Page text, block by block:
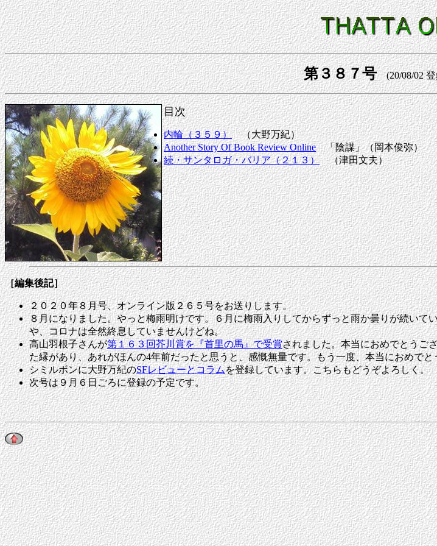
第３８７号(20/08/02 登
目次
内輪（３５９）（大野万紀）
Another Story Of Book Review Online「陰謀」（岡本俊弥）
続・サンタロガ・バリア（２１３）（津田文夫）
［編集後記］
２０２０年８月号、オンライン版２６５号をお送りします。
８月になりました。やっと梅雨明けです。６月に梅雨入りしてからずっと雨か曇りが続い
や、コロナは全然終息していませんけどね。
高山羽根子さんが第１６３回芥川賞を『首里の馬』で受賞されました。本当におめでとうご
た縁があり、あれがほんの4年前だったと思うと、感慨無量です。もう一度、本当におめでと
シミルボンに大野万紀のSFレビューとコラムを登録しています。こちらもどうぞよろしく。
次号は９月６日ごろに登録の予定です。